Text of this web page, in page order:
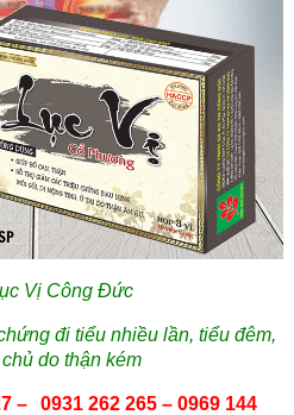
Vị Công Đức
đi tiểu nhiều lần, tiểu đêm,
do thận kém
–
0931 262 265 – 0969 144